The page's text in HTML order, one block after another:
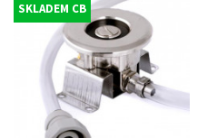
SKLADEM CB